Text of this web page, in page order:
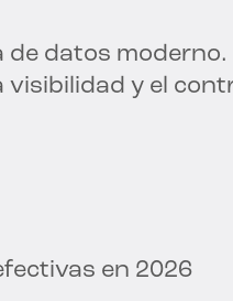
de datos moderno.
visibilidad y el
en 2026